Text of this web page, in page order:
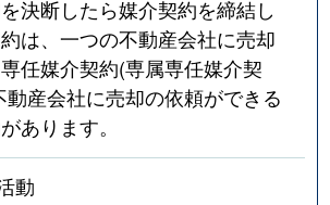
決断したら媒介契約を締結し
は、一つの不動産会社に売却
任媒介契約(専属専任媒介契
産会社に売却の依頼ができる
あります。
動